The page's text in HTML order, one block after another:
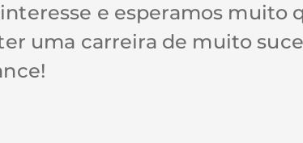
e esperamos muito
uma carreira de muito